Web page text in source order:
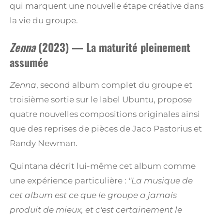
qui marquent une nouvelle étape créative dans
la vie du groupe.
Zenna(2023) — La maturité pleinement
assumée
Zenna, second album complet du groupe et
troisième sortie sur le label Ubuntu, propose
quatre nouvelles compositions originales ainsi
que des reprises de pièces de Jaco Pastorius et
Randy Newman.
Quintana décrit lui-même cet album comme
une expérience particulière : "La musique de
cet album est ce que le groupe a jamais
produit de mieux, et c'est certainement le